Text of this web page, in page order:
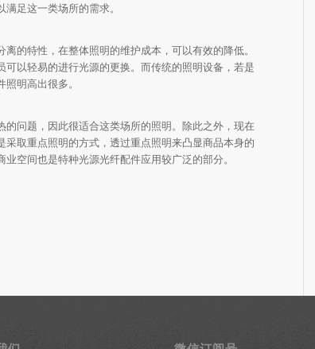
足这一类场所的需求。
的特性，在整体照明的维护成本，可以有效的降低。
以轻易的进行光源的更换。而传统的照明设备，若是
明高出很多。
问题，因此很适合这类场所的照明。除此之外，现在
取重点照明的方式，透过重点照明来凸显商品本身的
空间也是特种光源光纤配件应用较广泛的部分。